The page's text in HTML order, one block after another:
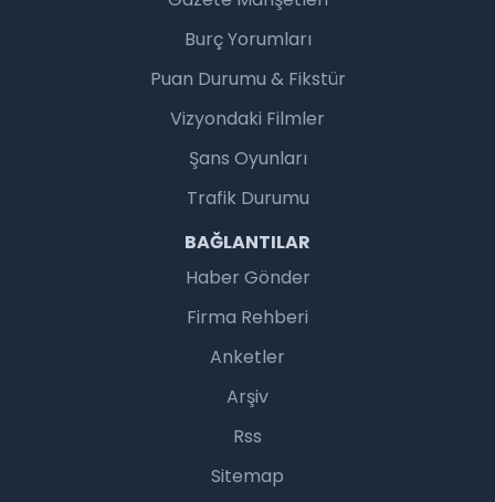
Burç Yorumları
Puan Durumu & Fikstür
Vizyondaki Filmler
Şans Oyunları
Trafik Durumu
BAĞLANTILAR
Haber Gönder
Firma Rehberi
Anketler
Arşiv
Rss
Sitemap